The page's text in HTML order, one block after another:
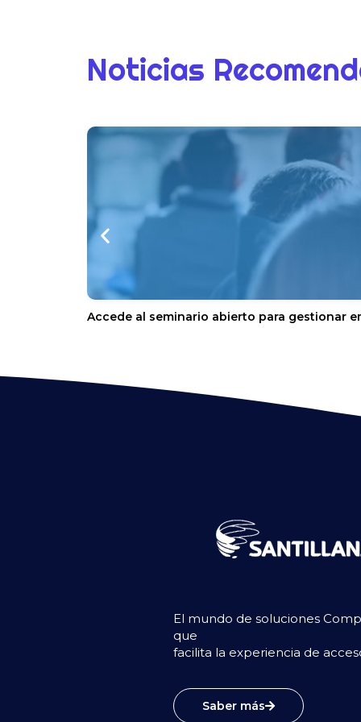
Noticias
Accede al seminario abierto para gestionar
El mundo de soluciones
que
facilita la experiencia de
Saber más